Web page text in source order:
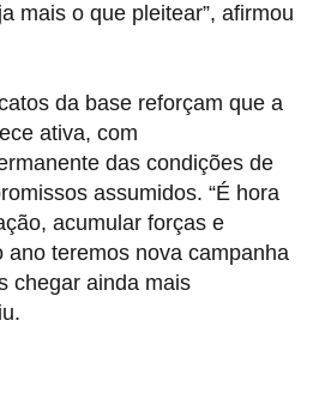
mais o que pleitear”, afirmou
da base reforçam que a
ativa, com
das condições de
assumidos. “É hora
acumular forças e
ano teremos nova campanha
chegar ainda mais